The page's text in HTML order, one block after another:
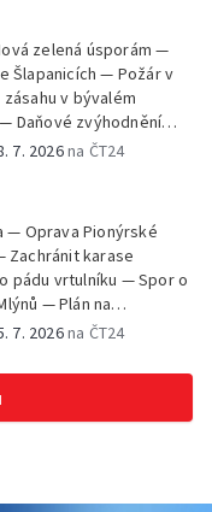
— Den AČFK na
Milan Uhde slaví 90 let
srubu
zelená úsporám —
Šlapanicích — Požár v
v bývalém
Daňové zvýhodnění
v Olomouci —
fotbalové lize —
bývalé věznice —
7. 2026na ČT24
— Oprava Pionýrské
Zachránit karase
pádu vrtulníku — Spor o
— Plán na
— 52. ročník
7. 2026na ČT24